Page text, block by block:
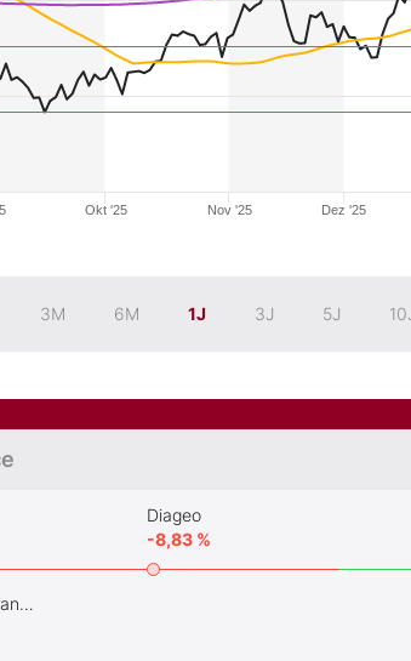
Okt '25 Nov '25 Dez '25
3M 6M 1J 3J 5J
Constellation Brands
Diageo
-8,83 %